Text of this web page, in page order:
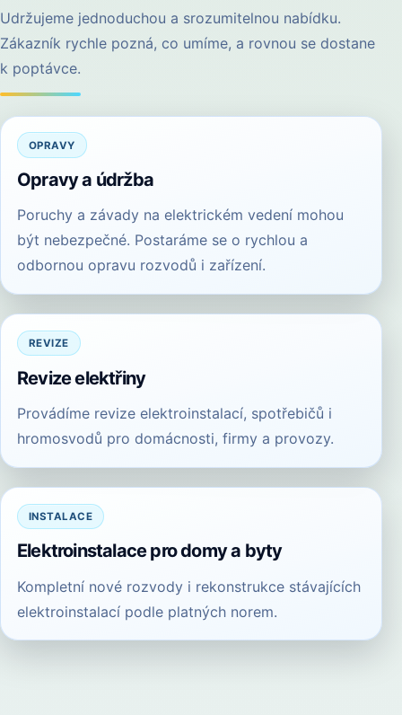
Udržujeme jednoduchou a srozumitelnou nabídku.
Zákazník rychle pozná, co umíme, a rovnou se dostane
k poptávce.
OPRAVY
Opravy a údržba
Poruchy a závady na elektrickém vedení mohou
být nebezpečné. Postaráme se o rychlou a
odbornou opravu rozvodů i zařízení.
REVIZE
Revize elektřiny
Provádíme revize elektroinstalací, spotřebičů i
hromosvodů pro domácnosti, firmy a provozy.
INSTALACE
Elektroinstalace pro domy a byty
Kompletní nové rozvody i rekonstrukce stávajících
elektroinstalací podle platných norem.